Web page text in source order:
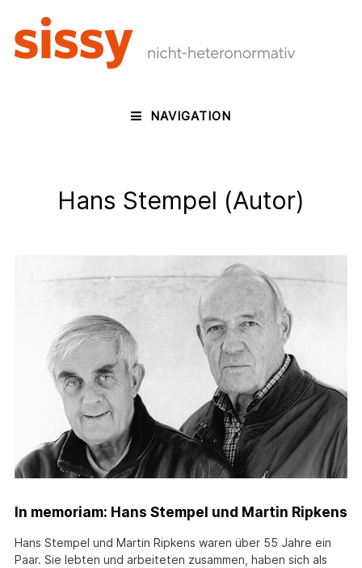
NAVIGATION
Hans Stempel (Autor)
In memoriam: Hans Stempel und Martin Ripkens
Hans Stempel und Martin Ripkens waren über 55 Jahre ein
Paar. Sie lebten und arbeiteten zusammen, haben sich als